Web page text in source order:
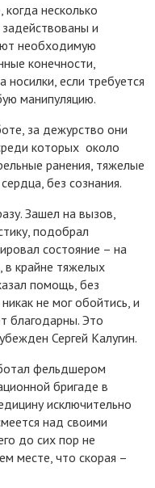
несколько
и
необходимую
конечности,
если требуется
манипуляцию.
за дежурство они
которых около
ранения, тяжелые
без сознания.
Зашел на вызов,
подобрал
состояние – на
в крайне тяжелых
помощь, без
не мог обойтись, и
благодарны. Это
Сергей Калугин.
фельдшером
бригаде в
исключительно
над своими
до сих пор не
месте, что скорая –